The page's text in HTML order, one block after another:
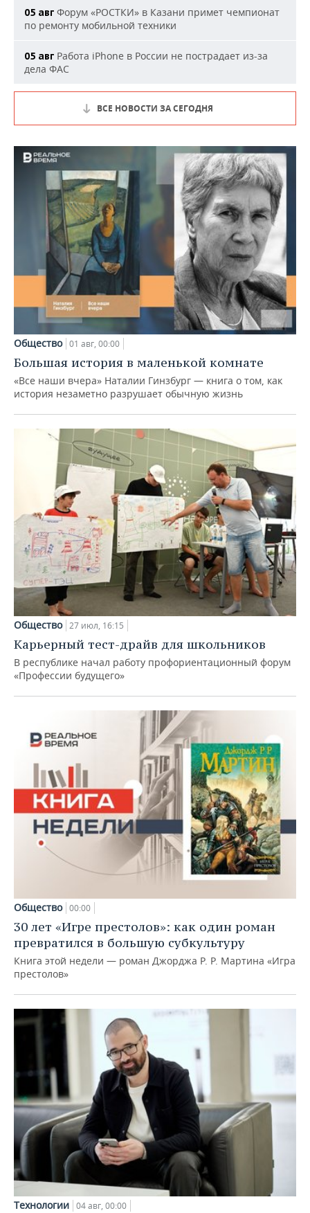
05 авг Форум «РОСТКИ» в Казани примет чемпионат
по ремонту мобильной техники
05 авг Работа iPhone в России не пострадает из-за
дела ФАС
ВСЕ НОВОСТИ ЗА СЕГОДНЯ
Общество 01 авг, 00:00
Большая история в маленькой комнате
«Все наши вчера» Наталии Гинзбург — книга о том, как
история незаметно разрушает обычную жизнь
Общество 27 июл, 16:15
Карьерный тест-драйв для школьников
В республике начал работу профориентационный форум
«Профессии будущего»
Общество 00:00
30 лет «Игре престолов»: как один роман
превратился в большую субкультуру
Книга этой недели — роман Джорджа Р. Р. Мартина «Игра
престолов»
Технологии 04 авг, 00:00